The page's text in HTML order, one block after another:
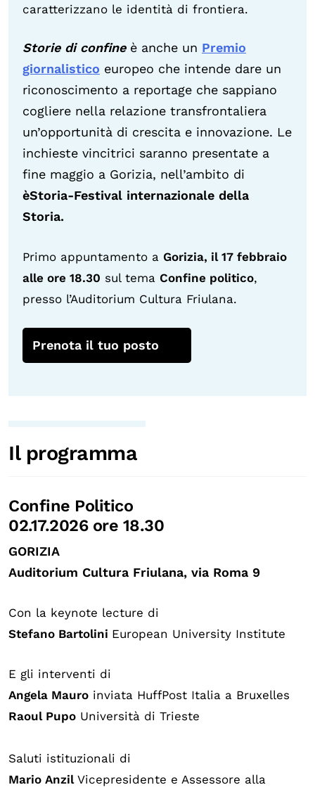
caratterizzano le identità di frontiera.
Storie di confine è anche un Premio
giornalistico europeo che intende dare un
riconoscimento a reportage che sappiano
cogliere nella relazione transfrontaliera
un’opportunità di crescita e innovazione. Le
inchieste vincitrici saranno presentate a
fine maggio a Gorizia, nell’ambito di
èStoria-Festival internazionale della
Storia.
Primo appuntamento a Gorizia, il 17 febbraio
alle ore 18.30 sul tema Confine politico,
presso l’Auditorium Cultura Friulana.
Prenota il tuo posto
Il programma
Confine Politico
02.17.2026 ore 18.30
GORIZIA
Auditorium Cultura Friulana, via Roma 9
Con la keynote lecture di
Stefano Bartolini European University Institute
E gli interventi di
Angela Mauro inviata HuffPost Italia a Bruxelles
Raoul Pupo Università di Trieste
Saluti istituzionali di
Mario Anzil Vicepresidente e Assessore alla